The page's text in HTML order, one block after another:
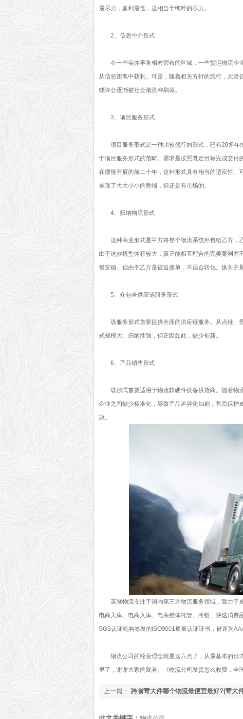
最尽力，赢利最低，这相当于纯粹的尽力。
2、信息中介形式
在一些实体事务相对密布的区域，一些货运物流企
从信息距离中获利。可是，随着相关方针的施行，此
或许会逐渐被社会潮流冲刷掉。
3、项目服务形式
项目服务形式是一种比较盛行的形式，已有20多
于项目服务形式的范畴。需求是按照既定目标完成交付
在缓慢开展的前二十年，这种形式具有相当的适应性
呈现了大大小小的弊端，但还是有市场的。
4、归纳物流形式
这种商业形式是甲方将整个物流系统外包给乙方，
由于这款机型体积较大，真正能相互配合的完美案例
很安稳。但由于乙方是被迫接单，不适合转化。纵向开
5、众包全供应链服务形式
该服务形式首要提供全面的供应链服务。从点链
式规模大、归纳性强，但正因如此，缺少创新。
6、产品销售形式
该形式首要适用于物流软硬件设备供货商。随着物
企业之间缺少标准化，导致产品差异化加剧，售后保
决。
英脉物流专注于国内第三方物流服务领域，致力于
电商入库、电商入库、电商整体托管、冷链、快速消
SGS认证机构签发的ISO9001质量认证证书，被评为
物流公司的经营理念就是这六点了，从最基本的
里了，谢谢大家的观看。
《物流公司发货怎么收费，全
上一篇： 跨省寄大件哪个物流最便宜最好?(寄大